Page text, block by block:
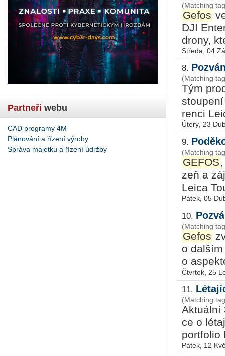
Partneři webu
CAD programy 4M
Plánování a řízení výroby
Správa majetku a řízení údržby
(Matching
Gefos
DJI
drony,
Středa, 04
8.
(Matching
Tým
ren­ci
Úterý, 23
9.
(Matching
GEFOS
zeň a
Leica
Pátek, 05
10.
(Matching
Gefos
o
o
Čtvrtek, 25
11.
(Matching
Ak­tu­ál­ní
ce o
port­fo­lio
Pátek, 12